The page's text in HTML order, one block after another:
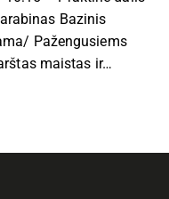
Bazinis
Pažengusiems
maistas ir…